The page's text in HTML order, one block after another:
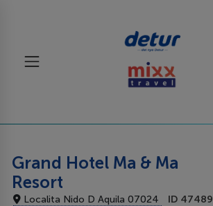
Grand Hotel Ma & Ma
Resort
Localita Nido D Aquila 07024 ID 47489